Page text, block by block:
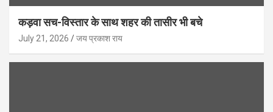
कड़वा सच-विस्तार के साथ शहर की तासीर भी बचे
July 21, 2026 जय प्रकाश राय